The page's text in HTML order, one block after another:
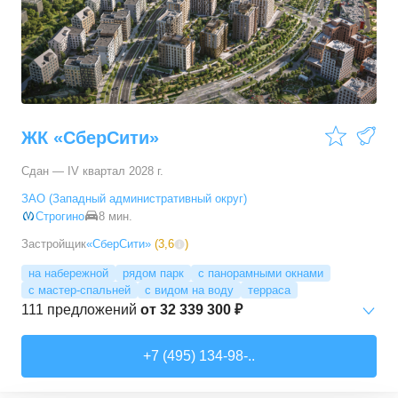
3-комн. кв. от17 498 090 ₽
76,45–81,28м² 11 предложений
4-комн. кв. от24 367 690 ₽
ЖК «СберСити»
Сдан — IV квартал 2028 г.
ЗАО (Западный административный округ)
Строгино
8 мин.
Застройщик«СберСити» (3,6 )
на набережной рядом парк
с панорамными окнами
с мастер-спальней
с видом на воду терраса
111 предложений от 32 339 300 ₽
+7 (495) 134-98-..